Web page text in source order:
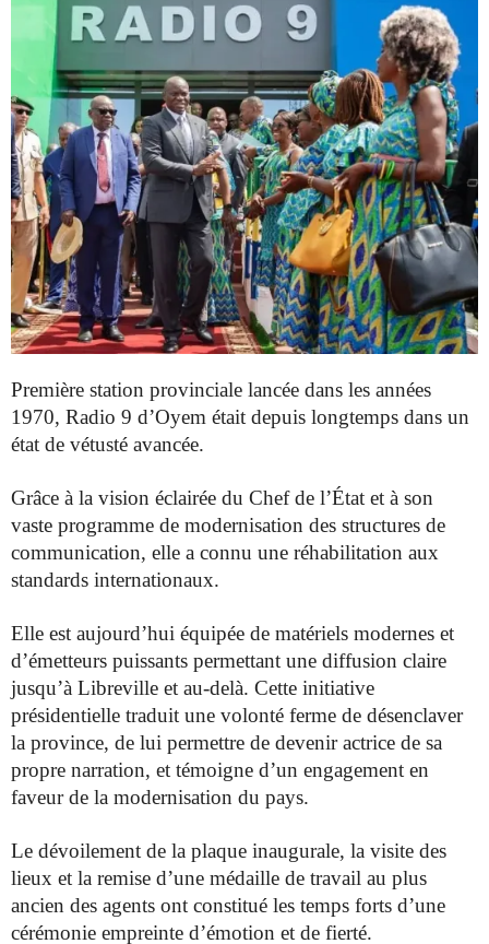
Première station provinciale lancée dans les années
1970, Radio 9 d’Oyem était depuis longtemps dans un
état de vétusté avancée.
Grâce à la vision éclairée du Chef de l’État et à son
vaste programme de modernisation des structures de
communication, elle a connu une réhabilitation aux
standards internationaux.
Elle est aujourd’hui équipée de matériels modernes et
d’émetteurs puissants permettant une diffusion claire
jusqu’à Libreville et au-delà. Cette initiative
présidentielle traduit une volonté ferme de désenclaver
la province, de lui permettre de devenir actrice de sa
propre narration, et témoigne d’un engagement en
faveur de la modernisation du pays.
Le dévoilement de la plaque inaugurale, la visite des
lieux et la remise d’une médaille de travail au plus
ancien des agents ont constitué les temps forts d’une
cérémonie empreinte d’émotion et de fierté.